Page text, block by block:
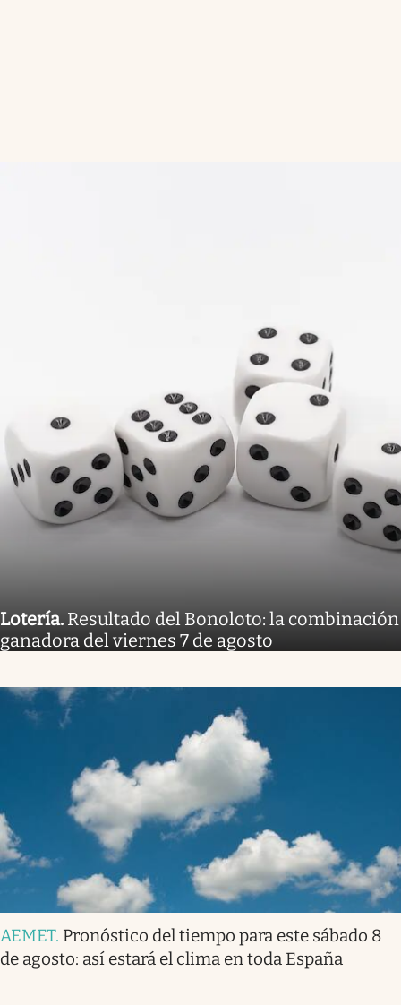
Lotería. Resultado del Bonoloto: la combinación
ganadora del viernes 7 de agosto
AEMET. Pronóstico del tiempo para este sábado 8
de agosto: así estará el clima en toda España